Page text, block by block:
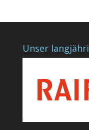
Unser